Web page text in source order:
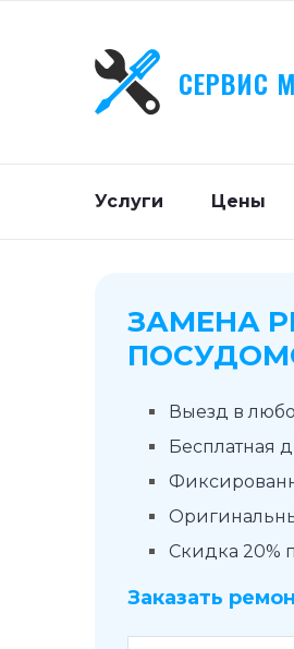
СЕРВИС
Услуги Цены
ЗАМЕНА
Выезд в
Бесплатная
Скидка 20%
Заказать